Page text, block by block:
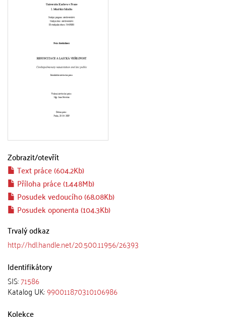
Zobrazit/otevřít
Text práce (604.2Kb)
Příloha práce (1.448Mb)
Posudek vedoucího (68.08Kb)
Posudek oponenta (104.3Kb)
Trvalý odkaz
http://hdl.handle.net/20.500.11956/26393
Identifikátory
SIS:71586
Katalog UK:990011870310106986
Kolekce